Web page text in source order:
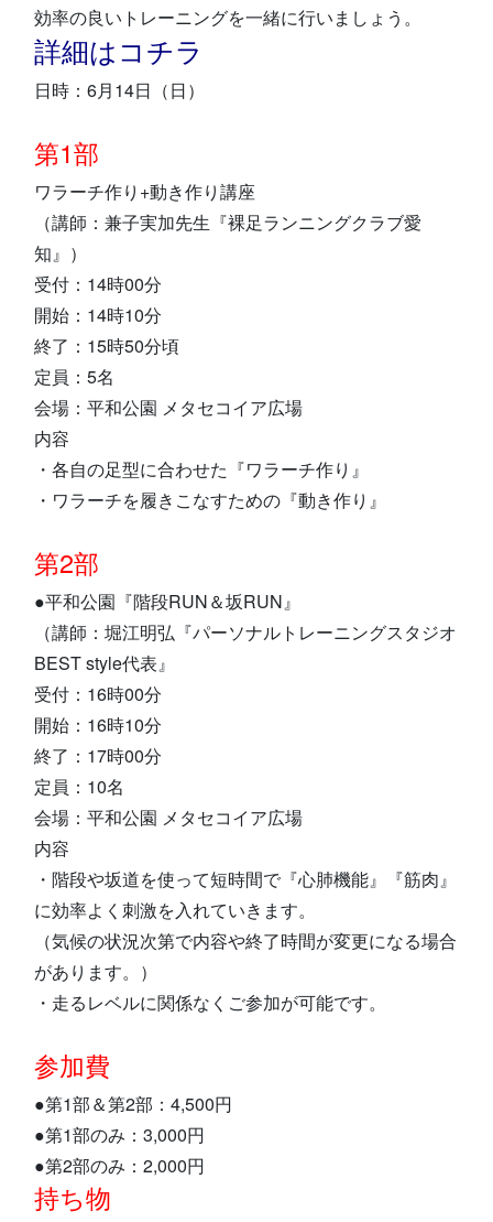
効率の良いトレーニングを一緒に行いましょう。
詳細はコチラ
日時：6月14日（日）
第1部
ワラーチ作り+動き作り講座
（講師：兼子実加先生『裸足ランニングクラブ愛
知』）
受付：14時00分
開始：14時10分
終了：15時50分頃
定員：5名
会場：平和公園 メタセコイア広場
内容
・各自の足型に合わせた『ワラーチ作り』
・ワラーチを履きこなすための『動き作り』
第2部
●平和公園『階段RUN＆坂RUN』
（講師：堀江明弘『パーソナルトレーニングスタジオ
BEST style代表』
受付：16時00分
開始：16時10分
終了：17時00分
定員：10名
会場：平和公園 メタセコイア広場
内容
・階段や坂道を使って短時間で『心肺機能』『筋肉』
に効率よく刺激を入れていきます。
（気候の状況次第で内容や終了時間が変更になる場合
があります。）
・走るレベルに関係なくご参加が可能です。
参加費
●第1部＆第2部：4,500円
●第1部のみ：3,000円
●第2部のみ：2,000円
持ち物